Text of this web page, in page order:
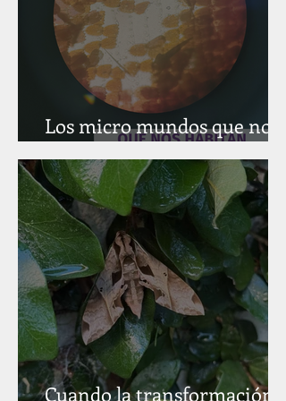
Los micro mundos que nos
habitan
Cuando la transformación